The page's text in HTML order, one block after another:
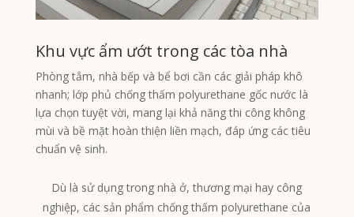
Khu vực ẩm ướt trong các tòa nhà
Phòng tắm, nhà bếp và bể bơi cần các giải pháp khô
nhanh; lớp phủ chống thấm polyurethane gốc nước là
lựa chọn tuyệt vời, mang lại khả năng thi công không
mùi và bề mặt hoàn thiện liền mạch, đáp ứng các tiêu
chuẩn vệ sinh.
Dù là sử dụng trong nhà ở, thương mại hay công
nghiệp, các sản phẩm chống thấm polyurethane của